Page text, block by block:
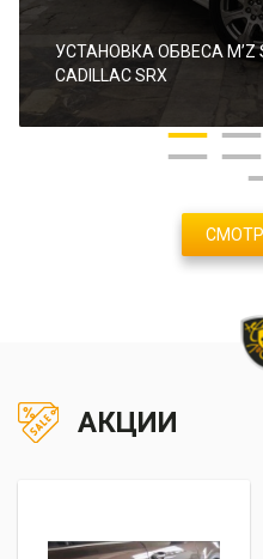
УСТАНОВКА ОБВЕСА M’Z
CADILLAC SRX
АКЦИИ